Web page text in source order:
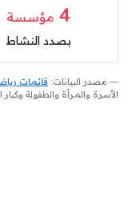
4 مؤسسة
بصدد النشاط
مصدر البيانات: قائمات
الأسرة والمرأة والطفولة وكبار السن بتاريخ 2026/